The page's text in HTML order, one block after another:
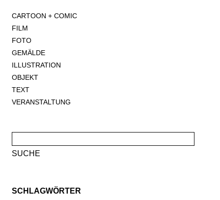
CARTOON + COMIC
FILM
FOTO
GEMÄLDE
ILLUSTRATION
OBJEKT
TEXT
VERANSTALTUNG
nach:
SCHLAGWÖRTER